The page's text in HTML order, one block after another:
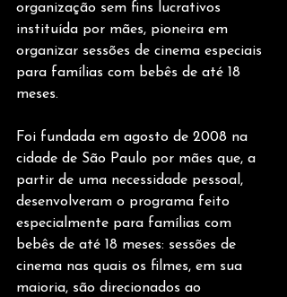
organização sem fins lucrativos
instituída por mães, pioneira em
organizar sessões de cinema especiais
para famílias com bebês de até 18
meses.
Foi fundada em agosto de 2008 na
cidade de São Paulo por mães que, a
partir de uma necessidade pessoal,
desenvolveram o programa feito
especialmente para famílias com
bebês de até 18 meses: sessões de
cinema nas quais os filmes, em sua
maioria, são direcionados ao